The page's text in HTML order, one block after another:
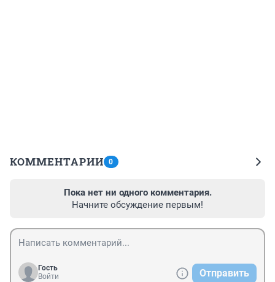
КОММЕНТАРИИ 0
Пока нет ни одного комментария.
Начните обсуждение первым!
Гость
Войти
Отправить